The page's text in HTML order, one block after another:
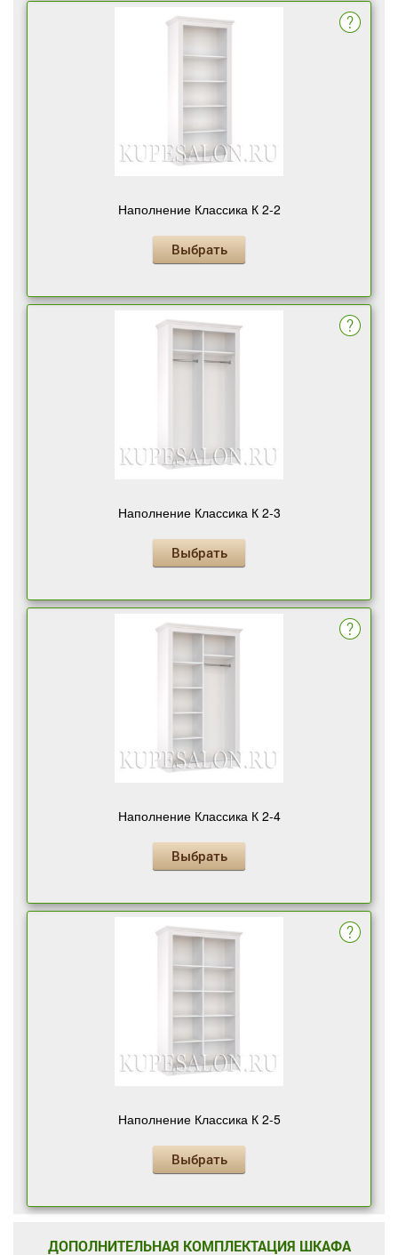
Наполнение Классика К 2-2
Выбрать
Наполнение Классика К 2-3
Выбрать
Наполнение Классика К 2-4
Выбрать
Наполнение Классика К 2-5
Выбрать
ДОПОЛНИТЕЛЬНАЯ КОМПЛЕКТАЦИЯ ШКАФА